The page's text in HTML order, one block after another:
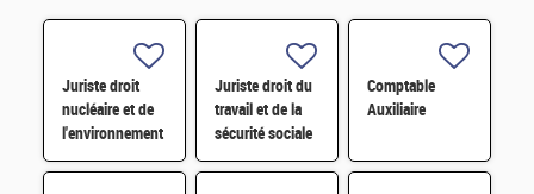
Juriste droit
nucléaire et de
l'environnement
H/F
Juriste droit du
travail et de la
sécurité sociale
H/F
Comptable
Auxiliaire